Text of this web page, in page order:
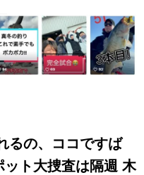
の、ココですば
ト大捜査は隔週 木